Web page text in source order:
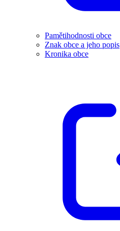
Pamětihodnosti obce
Znak obce a jeho popis
Kronika obce